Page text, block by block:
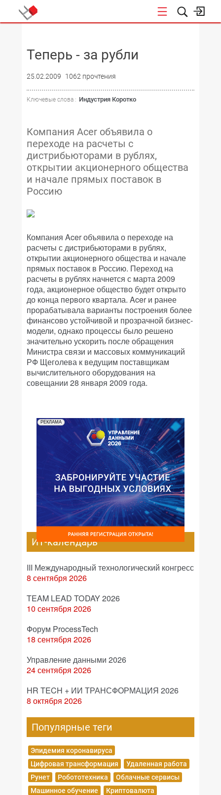
Теперь - за рубли
25.02.2009 1062 прочтения
Ключевые слова : Индустрия Коротко
Компания Acer объявила о
переходе на расчеты с
дистрибьюторами в рублях,
открытии акционерного общества
и начале прямых поставок в
Россию
Компания Acer объявила о переходе на
расчеты с дистрибьюторами в рублях,
открытии акционерного общества и начале
прямых поставок в Россию. Переход на
расчеты в рублях начнется с марта 2009
года, акционерное общество будет открыто
до конца первого квартала. Acer и ранее
прорабатывала варианты построения более
финансово устойчивой и прозрачной бизнес-
модели, однако процессы было решено
значительно ускорить после обращения
Министра связи и массовых коммуникаций
РФ Щеголева к ведущим поставщикам
вычислительного оборудования на
совещании 28 января 2009 года.
РЕКЛАМА
ИТ-календарь
III Международный технологический конгресс
8 сентября 2026
TEAM LEAD TODAY 2026
10 сентября 2026
Форум ProcessTech
18 сентября 2026
Управление данными 2026
24 сентября 2026
HR TECH + ИИ ТРАНСФОРМАЦИЯ 2026
8 октября 2026
Популярные теги
Эпидемия коронавируса
Цифровая трансформация
Удаленная работа
Рунет
Робототехника
Облачные сервисы
Машинное обучение
Криптовалюта